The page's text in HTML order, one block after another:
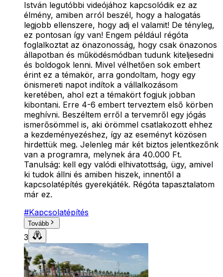
István legutóbbi videójához kapcsolódik ez az
élmény, amiben arról beszél, hogy a halogatás
legjobb ellenszere, hogy adj el valamit! De tényleg,
ez pontosan így van! Engem például régóta
foglalkoztat az önazonosság, hogy csak önazonos
állapotban és működésmódban tudunk kiteljesedni
és boldogok lenni. Mivel vélhetően sok embert
érint ez a témakör, arra gondoltam, hogy egy
önismereti napot indítok a vállalkozásom
keretében, ahol ezt a témakört fogjuk jobban
kibontani. Erre 4-6 embert terveztem első körben
meghívni. Beszéltem erről a tervemről egy jógás
ismerősömmel is, aki örömmel csatlakozott ehhez
a kezdeményezéshez, így az eseményt közösen
hirdettük meg. Jelenleg már két biztos jelentkezőnk
van a programra, melynek ára 40.000 Ft.
Tanulság: kell egy valódi elhivatottság, ügy, amivel
ki tudok állni és amiben hiszek, innentől a
kapcsolatépítés gyerekjáték. Régóta tapasztalatom
már ez.
#Kapcsolatépítés
Tovább
3